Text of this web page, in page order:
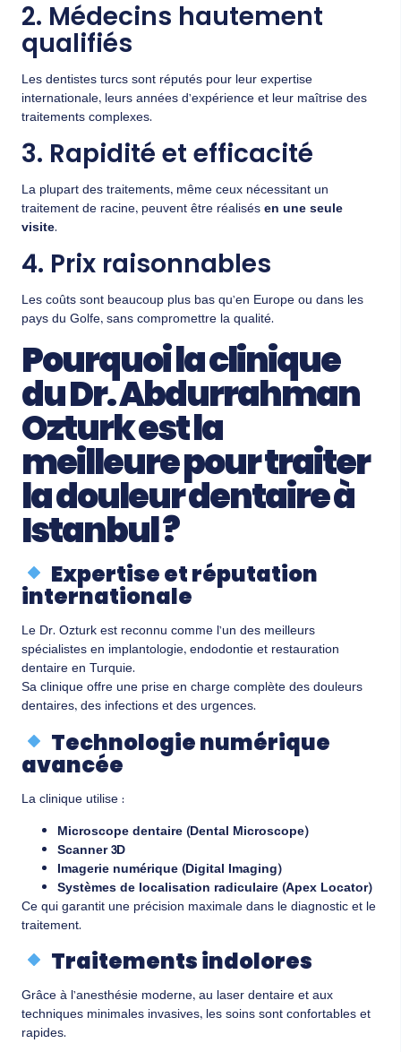
2. Médecins hautement
qualifiés
Les dentistes turcs sont réputés pour leur expertise
internationale, leurs années d’expérience et leur maîtrise des
traitements complexes.
3. Rapidité et efficacité
La plupart des traitements, même ceux nécessitant un
traitement de racine, peuvent être réalisésen une seule
visite.
4. Prix raisonnables
Les coûts sont beaucoup plus bas qu’en Europe ou dans les
pays du Golfe, sans compromettre la qualité.
Pourquoi la clinique
du Dr. Abdurrahman
Ozturk est la
meilleure pour traiter
la douleur dentaire à
Istanbul ?
Expertise et réputation
internationale
Le Dr. Ozturk est reconnu comme l’un des meilleurs
spécialistes en implantologie, endodontie et restauration
dentaire en Turquie.
Sa clinique offre une prise en charge complète des douleurs
dentaires, des infections et des urgences.
Technologie numérique
avancée
La clinique utilise :
Microscope dentaire (Dental Microscope)
Scanner 3D
Imagerie numérique (Digital Imaging)
Systèmes de localisation radiculaire (Apex Locator)
Ce qui garantit une précision maximale dans le diagnostic et le
traitement.
Traitements indolores
Grâce à l’anesthésie moderne, au laser dentaire et aux
techniques minimales invasives, les soins sont confortables et
rapides.